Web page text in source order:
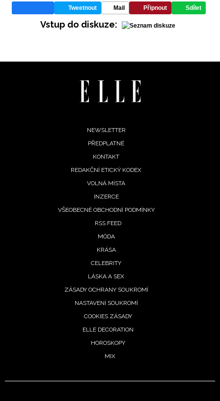
Přihlášením k newsletteru souhlasíte s
podmínkami společnosti BurdaMedia Extra s.r.o.
potvrzujete, že jste se seznámili seZásadami
- BurdaMedia Extra s.r.o. bude s
Chcete navíc dostávat i další zajímavé a exkluzivní
Tweetnout Mail Připnout Sdílet
Vstup do diskuze:
NEWSLETTER
PŘEDPLATNÉ
KONTAKT
REDAKČNÍ ETICKÝ KODEX
VOLNÁ MÍSTA
INZERCE
VŠEOBECNÉ OBCHODNÍ PODMÍNKY
RSS FEED
MÓDA
KRÁSA
CELEBRITY
LÁSKA A SEX
ZÁSADY OCHRANY SOUKROMÍ
NASTAVENÍ SOUKROMÍ
COOKIES ZÁSADY
ELLE DECORATION
HOROSKOPY
MIX